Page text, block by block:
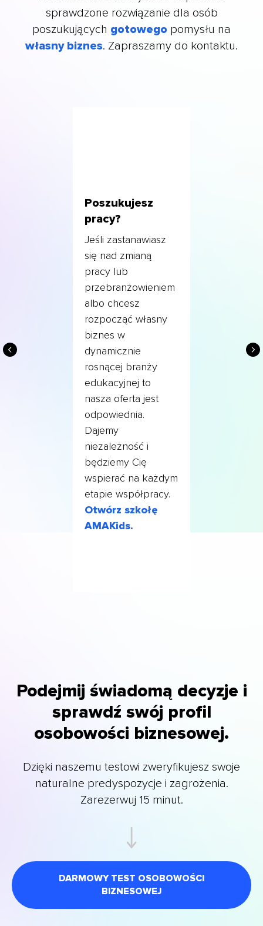
sprawdzone rozwiązanie dla osób
poszukujących gotowego pomysłu na
własny biznes. Zapraszamy do kontaktu.
Poszukujesz
pracy?
Jeśli zastanawiasz
się nad zmianą
pracy lub
przebranżowieniem
albo chcesz
rozpocząć własny
biznes w
dynamicznie
rosnącej branży
edukacyjnej to
nasza oferta jest
odpowiednia.
Dajemy
niezależność i
będziemy Cię
wspierać na każdym
etapie współpracy.
Otwórz szkołę
AMAKids.
Podejmij świadomą decyzje i
sprawdź swój profil
osobowości biznesowej.
Dzięki naszemu testowi zweryfikujesz swoje
naturalne predyspozycje i zagrożenia.
Zarezerwuj 15 minut.
DARMOWY TEST OSOBOWOŚCI
BIZNESOWEJ